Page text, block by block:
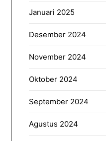
Januari 2025
Desember 2024
November 2024
Oktober 2024
September 2024
Agustus 2024